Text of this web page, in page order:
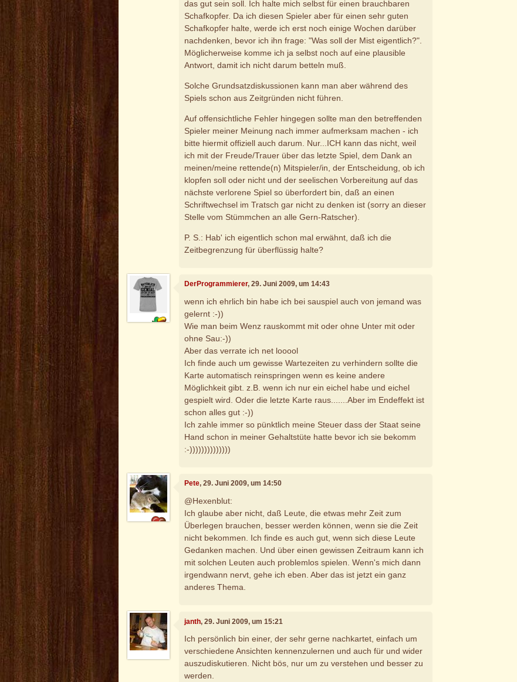
das gut sein soll. Ich halte mich selbst für einen brauchbaren
Schafkopfer. Da ich diesen Spieler aber für einen sehr guten
Schafkopfer halte, werde ich erst noch einige Wochen darüber
nachdenken, bevor ich ihn frage: "Was soll der Mist eigentlich?".
Möglicherweise komme ich ja selbst noch auf eine plausible
Antwort, damit ich nicht darum betteln muß.
Solche Grundsatzdiskussionen kann man aber während des
Spiels schon aus Zeitgründen nicht führen.
Auf offensichtliche Fehler hingegen sollte man den betreffenden
Spieler meiner Meinung nach immer aufmerksam machen - ich
bitte hiermit offiziell auch darum. Nur...ICH kann das nicht, weil
ich mit der Freude/Trauer über das letzte Spiel, dem Dank an
meinen/meine rettende(n) Mitspieler/in, der Entscheidung, ob ich
klopfen soll oder nicht und der seelischen Vorbereitung auf das
nächste verlorene Spiel so überfordert bin, daß an einen
Schriftwechsel im Tratsch gar nicht zu denken ist (sorry an dieser
Stelle vom Stümmchen an alle Gern-Ratscher).
P. S.: Hab' ich eigentlich schon mal erwähnt, daß ich die
Zeitbegrenzung für überflüssig halte?
DerProgrammierer, 29. Juni 2009, um 14:43
wenn ich ehrlich bin habe ich bei sauspiel auch von jemand was
gelernt :-))
Wie man beim Wenz rauskommt mit oder ohne Unter mit oder
ohne Sau:-))
Aber das verrate ich net looool
Ich finde auch um gewisse Wartezeiten zu verhindern sollte die
Karte automatisch reinspringen wenn es keine andere
Möglichkeit gibt. z.B. wenn ich nur ein eichel habe und eichel
gespielt wird. Oder die letzte Karte raus.......Aber im Endeffekt ist
schon alles gut :-))
Ich zahle immer so pünktlich meine Steuer dass der Staat seine
Hand schon in meiner Gehaltstüte hatte bevor ich sie bekomm
:-))))))))))))))
Pete, 29. Juni 2009, um 14:50
@Hexenblut:
Ich glaube aber nicht, daß Leute, die etwas mehr Zeit zum
Überlegen brauchen, besser werden können, wenn sie die Zeit
nicht bekommen. Ich finde es auch gut, wenn sich diese Leute
Gedanken machen. Und über einen gewissen Zeitraum kann ich
mit solchen Leuten auch problemlos spielen. Wenn's mich dann
irgendwann nervt, gehe ich eben. Aber das ist jetzt ein ganz
anderes Thema.
janth, 29. Juni 2009, um 15:21
Ich persönlich bin einer, der sehr gerne nachkartet, einfach um
verschiedene Ansichten kennenzulernen und auch für und wider
auszudiskutieren. Nicht bös, nur um zu verstehen und besser zu
werden.